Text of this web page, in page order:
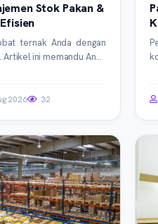
Stok Pakan &
ternak Anda dengan
ini memandu Anda
2026 32